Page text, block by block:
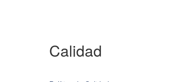
Calidad